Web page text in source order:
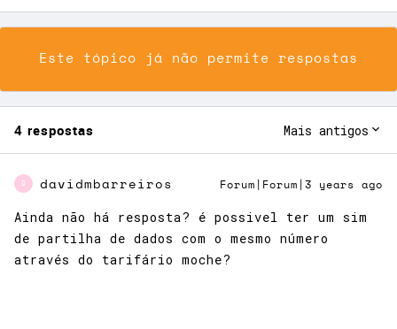
Este tópico já não permite respostas
4 respostas Mais antigos
D davidmbarreiros Forum|Forum|3 years ago
Ainda não há resposta? é possivel ter um sim
de partilha de dados com o mesmo número
através do tarifário moche?